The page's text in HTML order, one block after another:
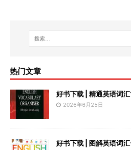
热门文章
好书下载 | 精通英语词
2026年6月25日
好书下载 | 图解英语词